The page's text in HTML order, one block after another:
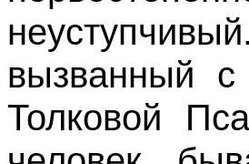
вызванный
Толковой